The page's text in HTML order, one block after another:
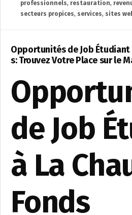
professionnels, restauration,
secteurs propices, services, sites
Opportunités de Job Étudiant
s: Trouvez Votre Place sur le
de Job
à La
Fonds